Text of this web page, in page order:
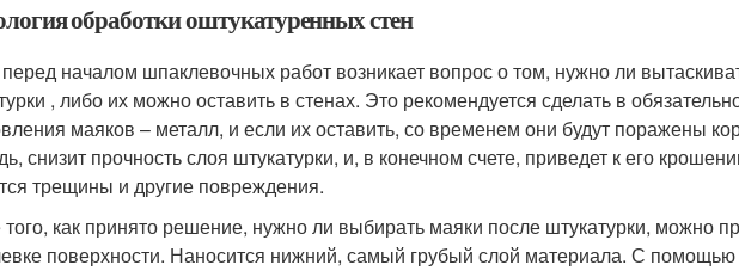
обработки оштукатуренных стен
началом шпаклевочных работ возникает вопрос о том, нужно ли
, либо их можно оставить в стенах. Это рекомендуется сделать в
маяков – металл, и если их оставить, со временем они будут поражены
снизит прочность слоя штукатурки, и, в конечном счете, приведет к его
трещины и другие повреждения.
как принято решение, нужно ли выбирать маяки после штукатурки, можно
поверхности. Наносится нижний, самый грубый слой материала. С помощью